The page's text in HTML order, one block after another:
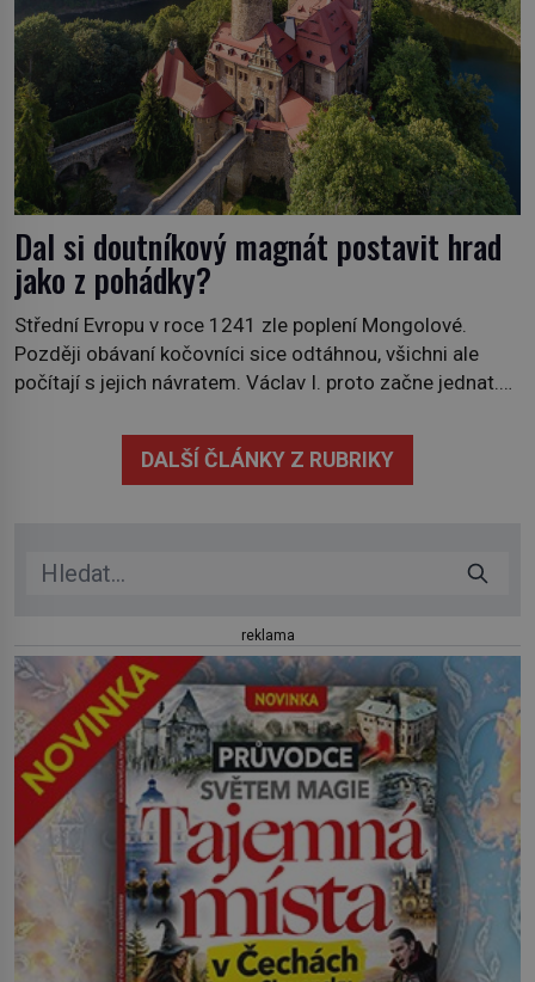
Dal si doutníkový magnát postavit hrad
jako z pohádky?
Střední Evropu v roce 1241 zle poplení Mongolové.
Později obávaní kočovníci sice odtáhnou, všichni ale
počítají s jejich návratem. Václav I. proto začne jednat.
pečlivě připravit! Český král Václav I. (1205–1253)
přijme opatření, která mají posílit obranu jeho království.
DALŠÍ ČLÁNKY Z RUBRIKY
reklama